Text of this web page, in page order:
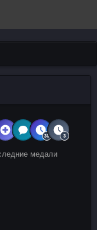
медали